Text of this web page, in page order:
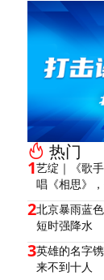
热门
1艺绽｜《歌
唱《相思》
2北京暴雨蓝
短时强降水
3英雄的名字
来不到十人